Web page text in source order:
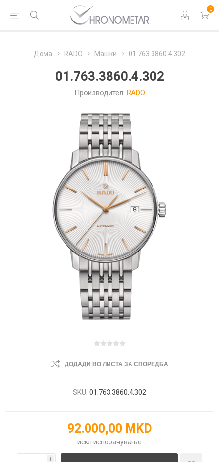
0
Дома RADO Машки 01.763.3860.4.302
01.763.3860.4.302
Производител: RADO
ДОДАДИ ВО ЛИСТА ЗА СПОРЕДБА
SKU: 01.763.3860.4.302
92.000,00 MKD
искл. испорачување
i